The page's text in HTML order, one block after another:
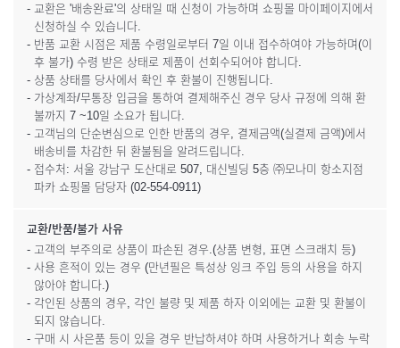
- 교환은 '배송완료'의 상태일 때 신청이 가능하며 쇼핑몰 마이페이지에서
신청하실 수 있습니다.
- 반품 교환 시점은 제품 수령일로부터 7일 이내 접수하여야 가능하며(이
후 불가) 수령 받은 상태로 제품이 선회수되어야 합니다.
- 상품 상태를 당사에서 확인 후 환불이 진행됩니다.
- 가상계좌/무통장 입금을 통하여 결제해주신 경우 당사 규정에 의해 환
불까지 7 ~10일 소요가 됩니다.
- 고객님의 단순변심으로 인한 반품의 경우, 결제금액(실결제 금액)에서
배송비를 차감한 뒤 환불됨을 알려드립니다.
- 접수처: 서울 강남구 도산대로 507, 대신빌딩 5층 ㈜모나미 항소지점
파카 쇼핑몰 담당자 (02-554-0911)
교환/반품/불가 사유
- 고객의 부주의로 상품이 파손된 경우.(상품 변형, 표면 스크래치 등)
- 사용 흔적이 있는 경우 (만년필은 특성상 잉크 주입 등의 사용을 하지
않아야 합니다.)
- 각인된 상품의 경우, 각인 불량 및 제품 하자 이외에는 교환 및 환불이
되지 않습니다.
- 구매 시 사은품 등이 있을 경우 반납하셔야 하며 사용하거나 회송 누락